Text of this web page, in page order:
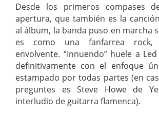
Desde los primeros compases
apertura, que también es la
al álbum, la banda puso en marcha
es como una fanfarrea rock,
envolvente. “Innuendo” huele a
definitivamente con el enfoque
estampado por todas partes (en
preguntes es Steve Howe de
interludio de guitarra flamenca).